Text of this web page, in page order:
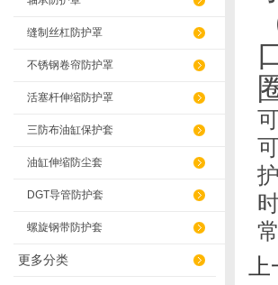
缝制丝杠防护罩
不锈钢卷帘防护罩
活塞杆伸缩防护罩
三防布油缸保护套
油缸伸缩防尘套
DGT导管防护套
螺旋钢带防护套
更多分类